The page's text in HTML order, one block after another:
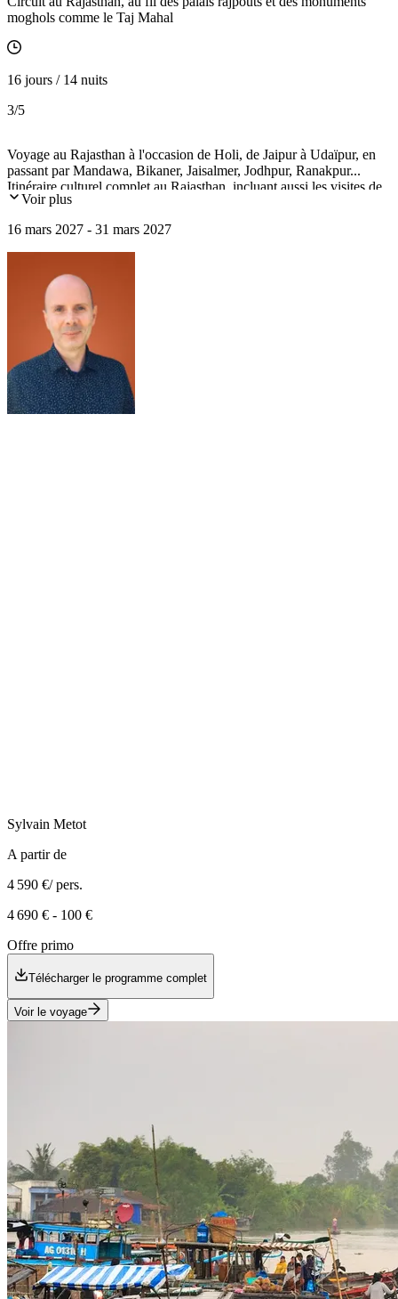
moghols comme le Taj Mahal
16 jours / 14 nuits
3/5
Voyage au Rajasthan à l'occasion de Holi, de Jaipur à Udaïpur, en
passant par Mandawa, Bikaner, Jaisalmer, Jodhpur, Ranakpur...
Itinéraire culturel complet au Rajasthan, incluant aussi les visites de
Delhi, Fathepur Sikri, et Agra avec le Taj Mahal.
Voir plus
16 mars 2027 - 31 mars 2027
Sylvain Metot
A partir de
4 590 €/ pers.
4 690 € - 100 €
Offre primo
Télécharger le programme complet
Voir le voyage